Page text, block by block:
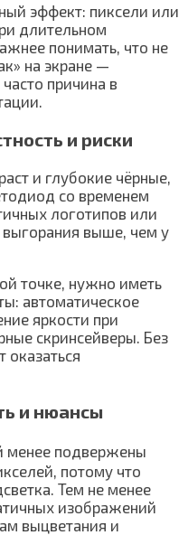
эффект: пиксели или
длительном
понимать, что не
на экране —
причина в
и риски
и глубокие чёрные,
со временем
логотипов или
выше, чем у
точке, нужно иметь
автоматическое
яркости при
скринсейверы. Без
оказаться
и нюансы
менее подвержены
потому что
Тем не менее
изображений
выцветания и